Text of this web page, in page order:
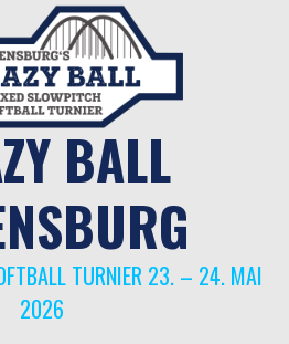
BALL
TURNIER 23. – 24. MAI
2026